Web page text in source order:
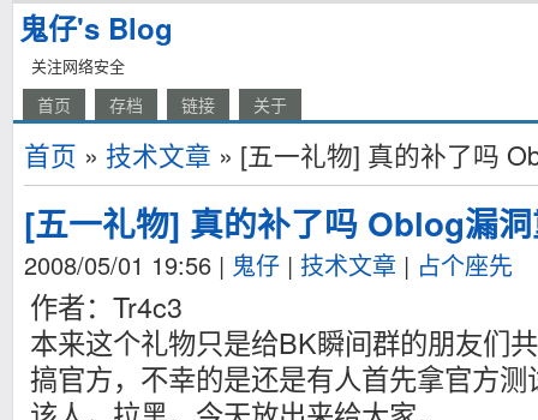
鬼仔's Blog
关注网络安全
首页 存档 链接 关于
首页 » 技术文章 » [五一礼物] 真的补了吗
[五一礼物] 真的补了吗 Oblog漏
2008/05/01 19:56 | 鬼仔 | 技术文章 | 占个座先
作者：Tr4c3
本来这个礼物只是给BK瞬间群的朋友们
搞官方，不幸的是还是有人首先拿官方